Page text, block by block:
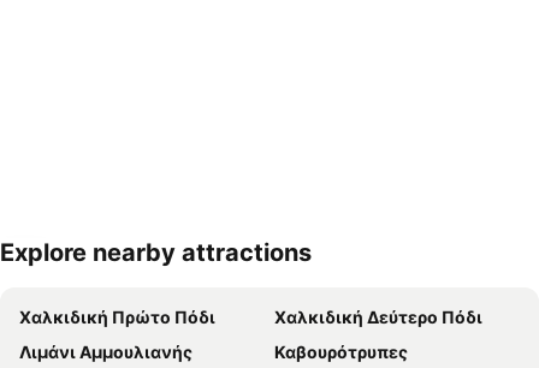
Ανάπτυξη χάρτη
Explore nearby attractions
Χαλκιδική Πρώτο Πόδι
Χαλκιδική Δεύτερο Πόδι
Λιμάνι Αμμουλιανής
Καβουρότρυπες